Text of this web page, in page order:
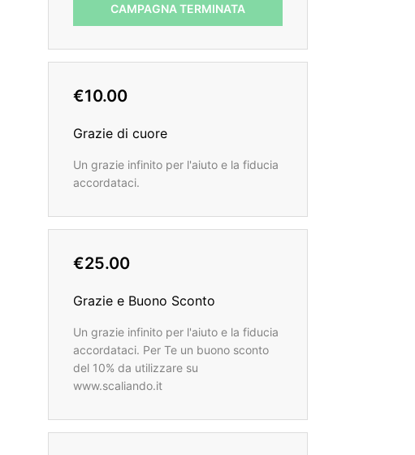
CAMPAGNA TERMINATA
€10.00
Grazie di cuore
Un grazie infinito per l'aiuto e la fiducia
accordataci.
€25.00
Grazie e Buono Sconto
Un grazie infinito per l'aiuto e la fiducia
accordataci. Per Te un buono sconto
del 10% da utilizzare su
www.scaliando.it